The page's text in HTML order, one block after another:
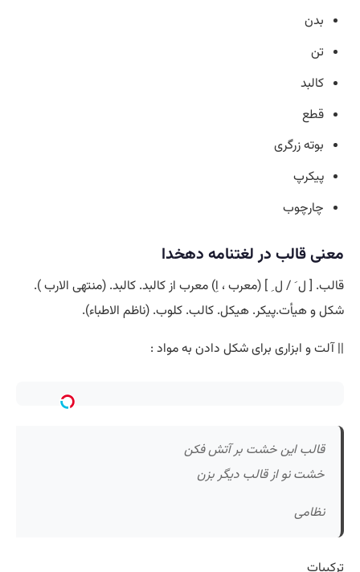
بدن
تن
کالبد
قطع
بوته زرگری
پیکرپ
چارچوب
معنی قالب در لغتنامه دهخدا
قالب. [ ل َ / ل ِ ] (معرب ، اِ) معرب از کالبد. کالبد. (منتهی الارب ).
شکل و هیأت.پیکر. هیکل. کالب. کلوب. (ناظم الاطباء).
|| آلت و ابزاری برای شکل دادن به مواد :
قالب این خشت بر آتش فکن
خشت نو از قالب دیگر بزن
نظامی